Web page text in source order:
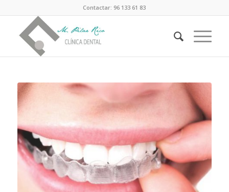
Contactar: 96 133 61 83